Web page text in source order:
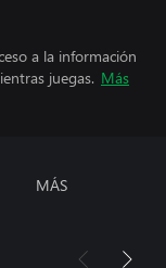
a la información
juegas. Más
MÁS